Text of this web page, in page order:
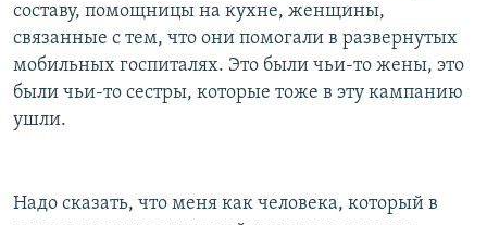
составу, помощницы на кухне, женщины,
связанные с тем, что они помогали в развернутых
мобильных госпиталях. Это были чьи-то жены, это
были чьи-то сестры, которые тоже в эту кампанию
ушли.
Надо сказать, что меня как человека, который в